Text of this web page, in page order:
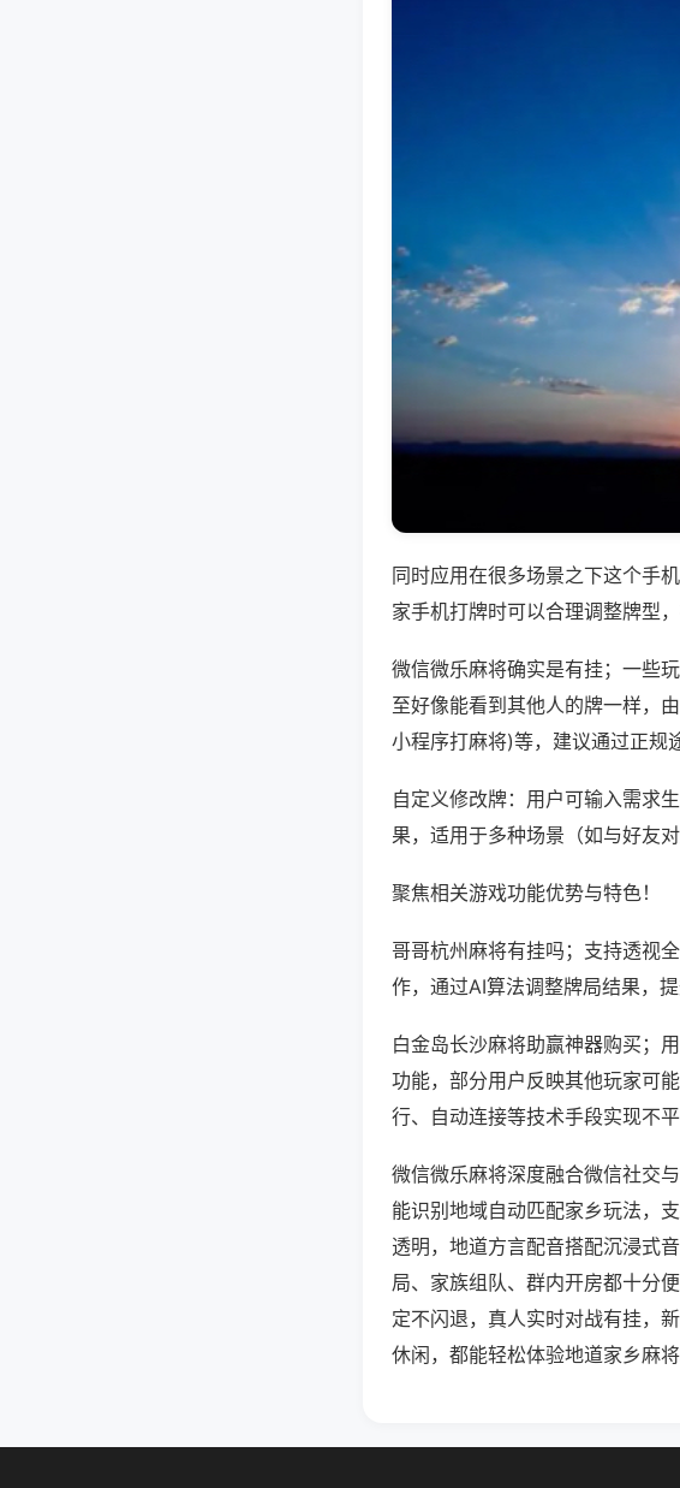
同时应用在很多场景之下这个手
家手机打牌时可以合理调整牌型
微信微乐麻将确实是有挂；一些
至好像能看到其他人的牌一样，
小程序打麻将)等，建议通过正规
自定义修改牌：用户可输入需求
果，适用于多种场景（如与好友
聚焦相关游戏功能优势与特色！
哥哥杭州麻将有挂吗；支持透视
作，通过AI算法调整牌局结果，提
白金岛长沙麻将助赢神器购买；
功能，部分用户反映其他玩家可
行、自动连接等技术手段实现不平
微信微乐麻将深度融合微信社交
能识别地域自动匹配家乡玩法，
透明，地道方言配音搭配沉浸式
局、家族组队、群内开房都十分
定不闪退，真人实时对战有挂，
休闲，都能轻松体验地道家乡麻将